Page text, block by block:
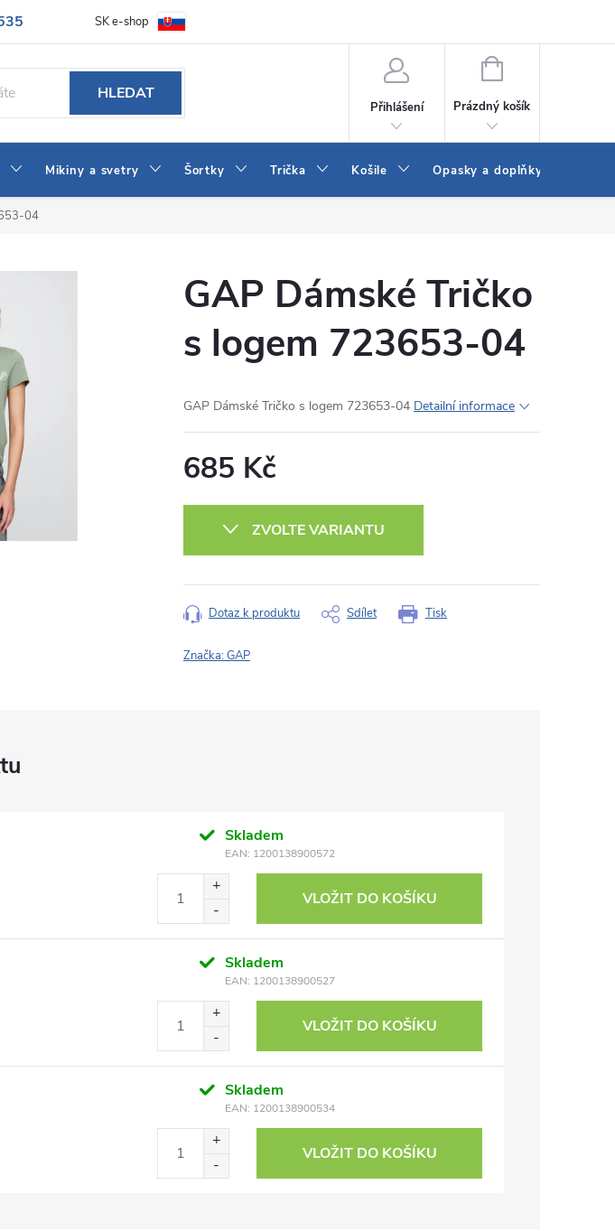
prodejna Blog Kontakt
SK e-shop
HLEDAT
Přihlášení
NÁKUPNÍ
Prázdný košík
Mikiny a svetry Šortky Trička Košile Opasky a doplňky
04
GAP Dámské Tričko
s logem 723653-04
GAP Dámské Tričko s logem 723653-04 Detailní informace
685 Kč
ZVOLTE VARIANTU
Tisk
Dotaz k produktu Sdílet
Značka:GAP
Skladem
EAN: 1200138900572
VLOŽIT DO KOŠÍKU
Skladem
EAN: 1200138900527
VLOŽIT DO KOŠÍKU
Skladem
EAN: 1200138900534
VLOŽIT DO KOŠÍKU